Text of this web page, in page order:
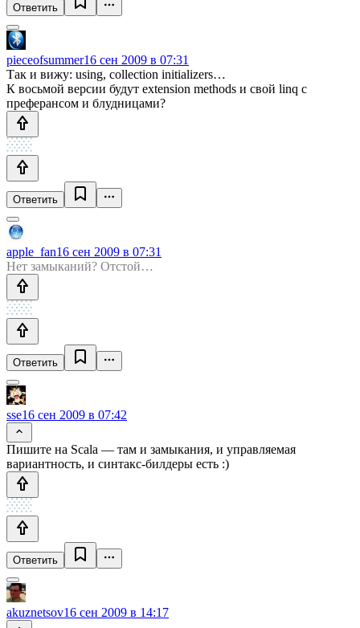
Ответить
pieceofsummer16 сен 2009 в 07:31
Так и вижу: using, collection initializers…
К восьмой версии будут extension methods и свой linq с
преферансом и блудницами?
Ответить
apple_fan16 сен 2009 в 07:31
Нет замыканий? Отстой…
Ответить
sse16 сен 2009 в 07:42
Пишите на Scala — там и замыкания, и управляемая
вариантность, и синтакс-билдеры есть :)
Ответить
akuznetsov16 сен 2009 в 14:17